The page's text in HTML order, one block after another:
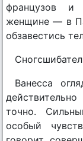
французов и
женщине — в
обзавестись
Ванесса
точно.
особый